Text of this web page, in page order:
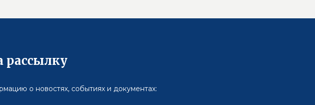
рассылку
о новостях, событиях и документах: